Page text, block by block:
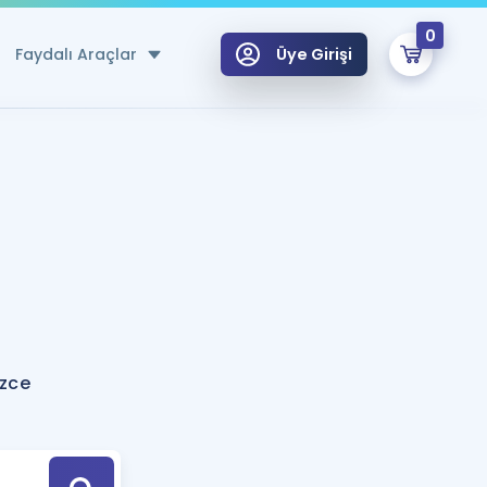
Faydalı Araçlar
Hesaplama Aracı
için Öneriler
Tek Takvimde
Üye Girişi
0